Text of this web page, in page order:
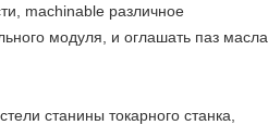
machinable различное
модуля, и оглашать паз масла
станины токарного станка,